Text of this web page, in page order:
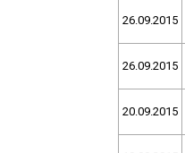
26.09.2015
26.09.2015
20.09.2015